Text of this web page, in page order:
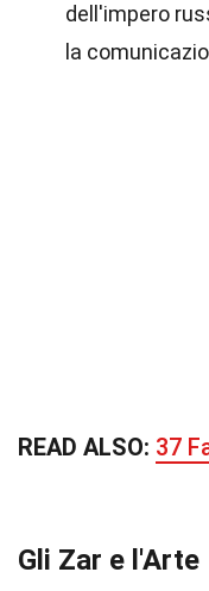
dell'impero
la
READ ALSO: 37
Gli Zar e l'Arte